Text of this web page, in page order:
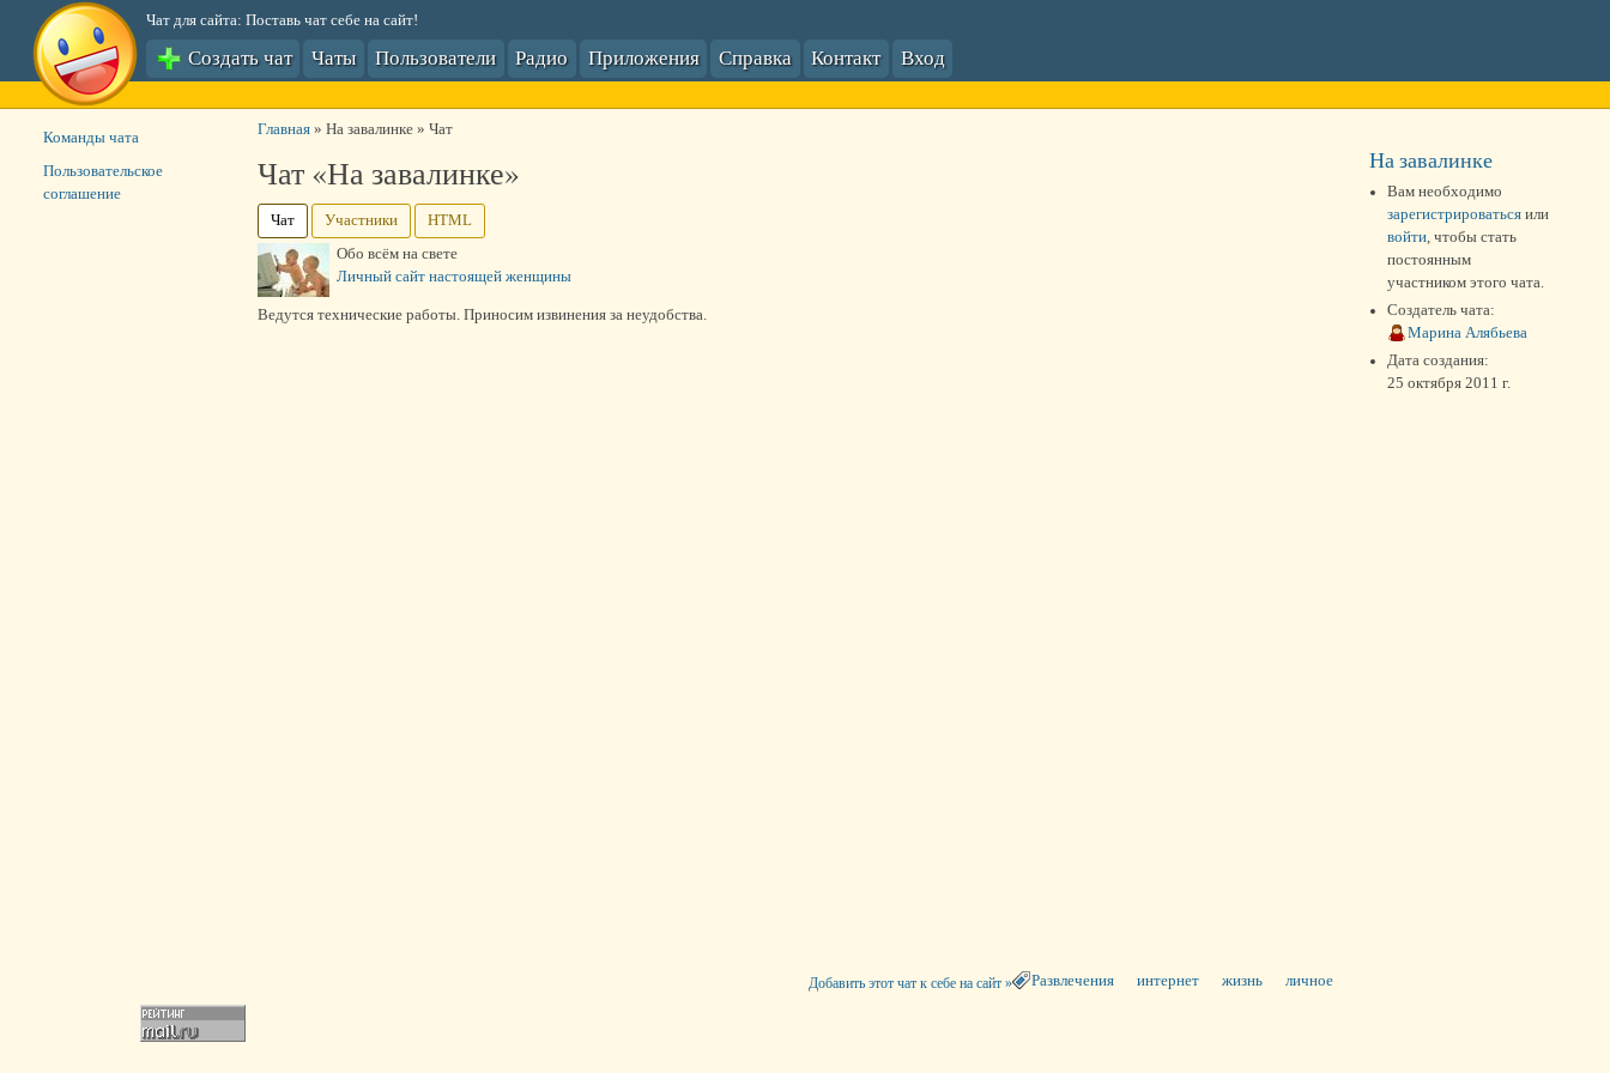
Чат для сайта: Поставь чат себе на сайт!
Создать чат Чаты Пользователи Радио Приложения Справка Контакт Вход
Главная» На завалинке» Чат
Чат «На завалинке»
Чат Участники
HTML
Обо всём на свете
Личный сайт настоящей женщины
Развлечения интернет жизнь личное
Добавить этот чат к себе на сайт »
Команды чата
Пользовательское
соглашение
На завалинке
Вам необходимо
зарегистрироваться или
войти, чтобы стать
постоянным
участником этого чата.
Создатель чата:
Марина Алябьева
Дата создания:
25 октября 2011 г.